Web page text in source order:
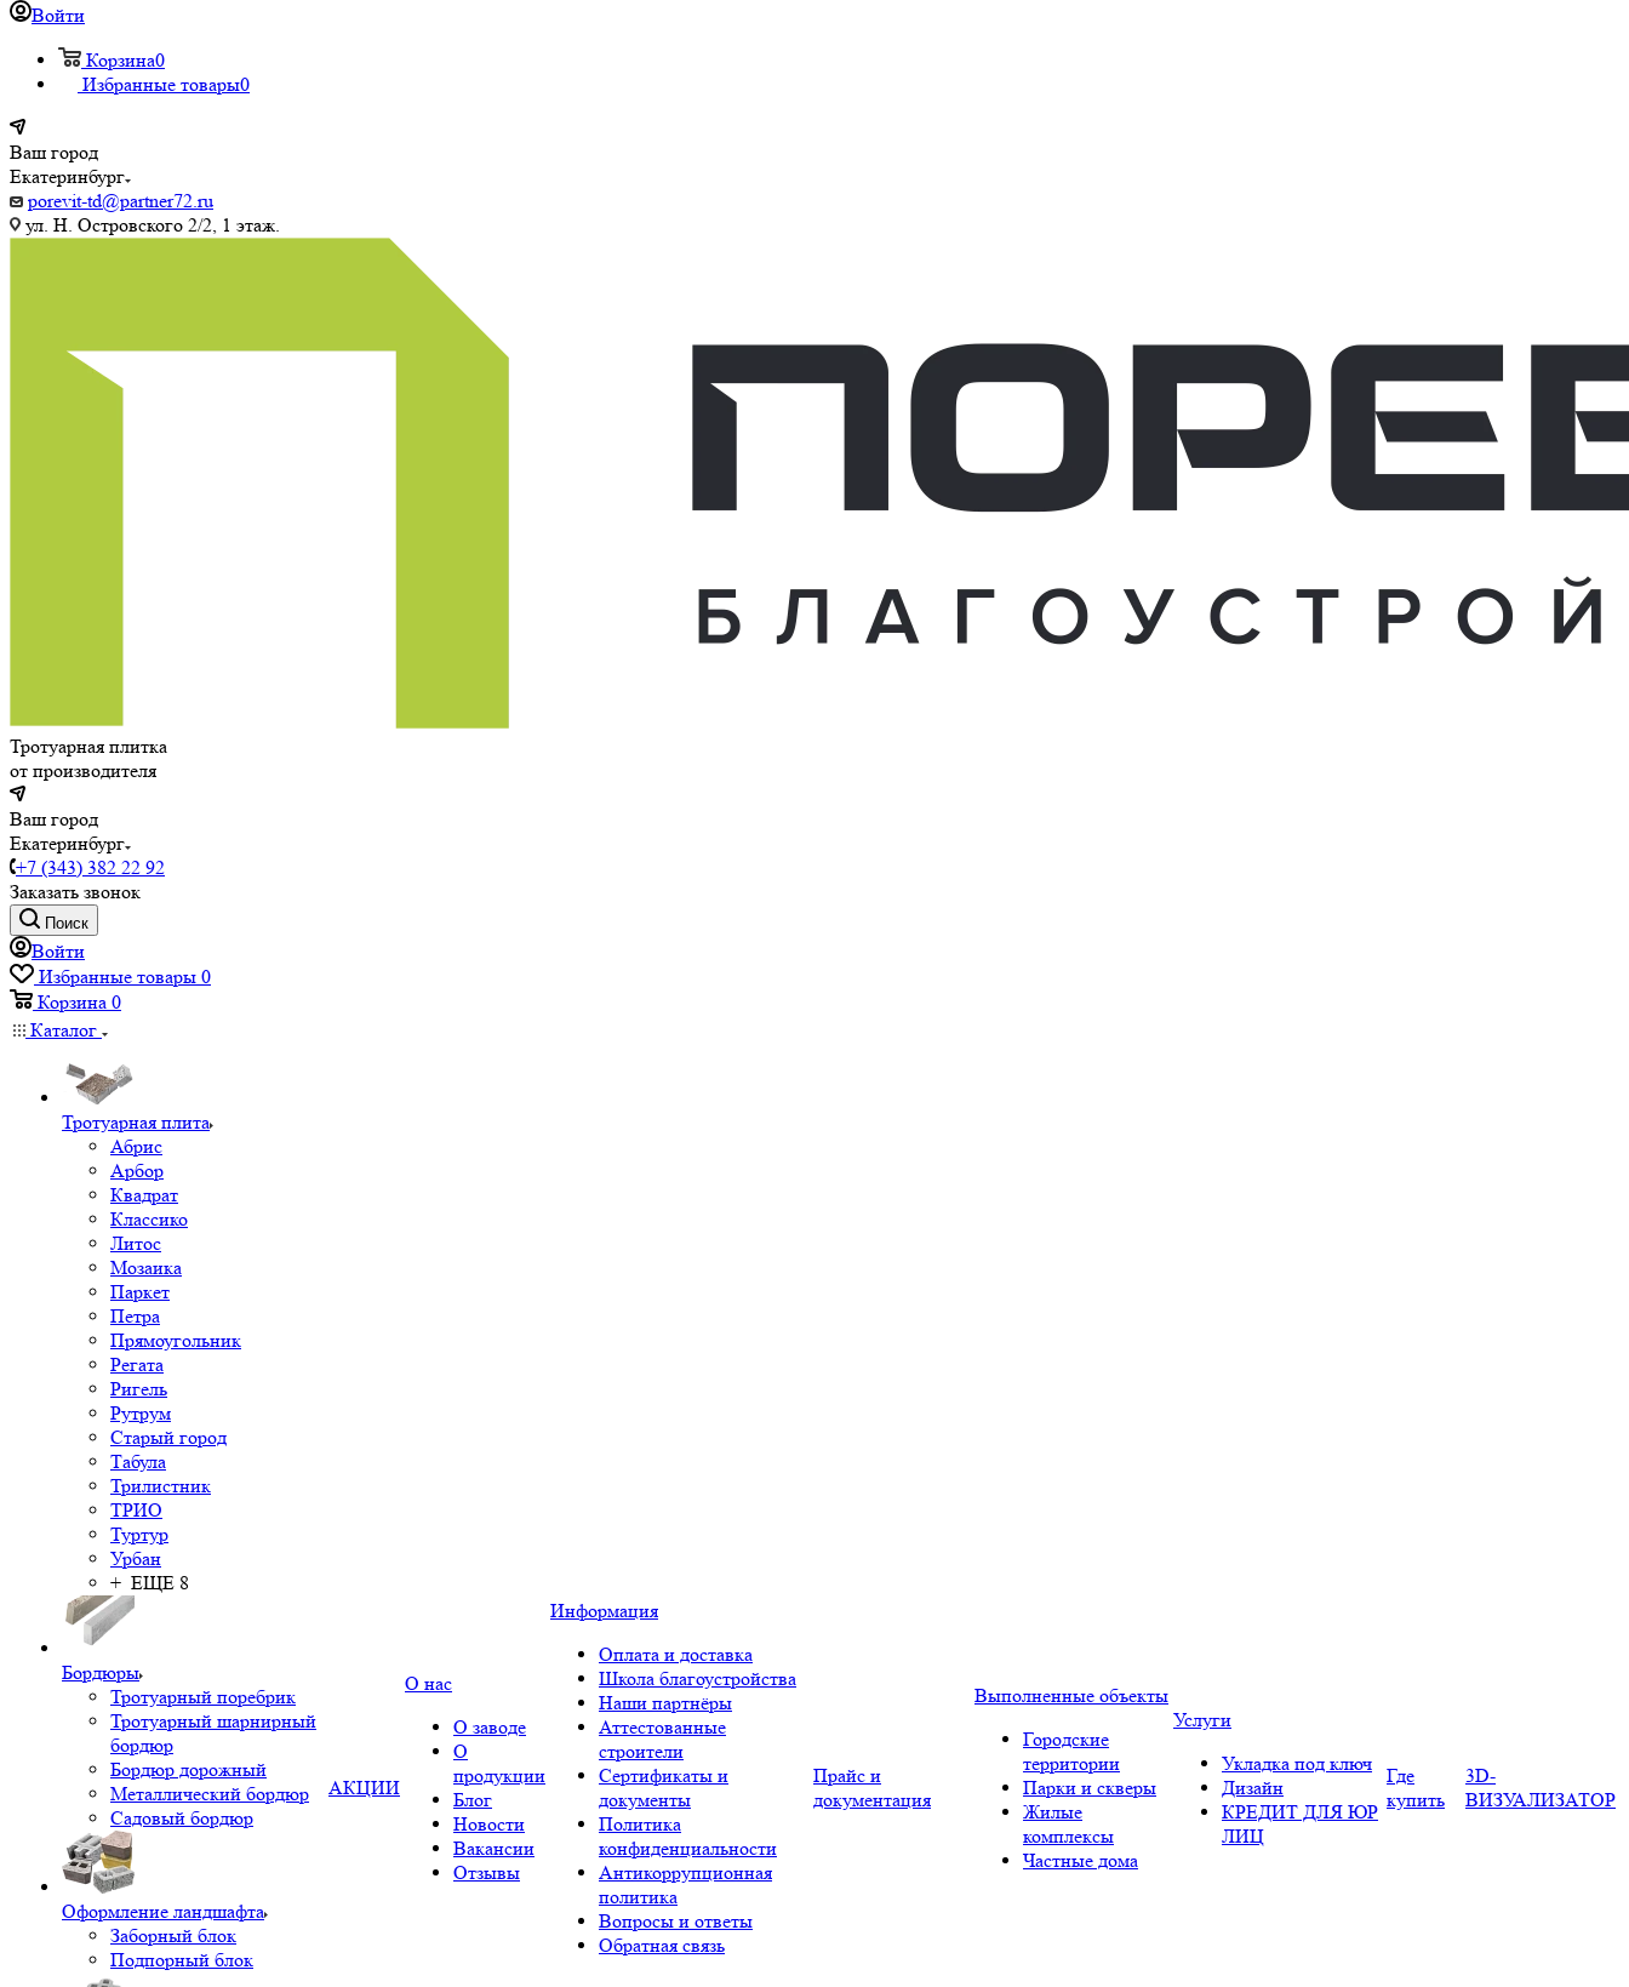
Войти
Корзина0
Избранные товары0
Ваш город
Екатеринбург
porevit-td@partner72.ru
ул. Н. Островского 2/2, 1 этаж.
Тротуарная плитка
от производителя
Ваш город
Екатеринбург
+7 (343) 382 22 92
Заказать звонок
Поиск
Войти
Избранные товары 0
Корзина 0
Каталог
Тротуарная плита
Абрис
Арбор
Квадрат
Классико
Литос
Мозаика
Паркет
Петра
Прямоугольник
Регата
Ригель
Рутрум
Старый город
Табула
Трилистник
ТРИО
Туртур
Урбан
+ ЕЩЕ 8
Бордюры
Тротуарный поребрик
Тротуарный шарнирный
бордюр
Бордюр дорожный
Металлический бордюр
Садовый бордюр
Оформление ландшафта
Заборный блок
Подпорный блок
АКЦИИ
О нас
О заводе
О
продукции
Блог
Новости
Вакансии
Отзывы
Информация
Оплата и доставка
Школа благоустройства
Наши партнёры
Аттестованные
строители
Сертификаты и
документы
Политика
конфиденциальности
Антикоррупционная
политика
Вопросы и ответы
Обратная связь
Прайс и
документация
Выполненные объекты
Городские
территории
Парки и скверы
Жилые
комплексы
Частные дома
Услуги
Укладка под ключ
Дизайн
КРЕДИТ ДЛЯ ЮР
ЛИЦ
Где
купить
3D-
ВИЗУАЛИЗАТОР